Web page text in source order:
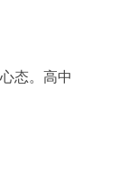
态。高中